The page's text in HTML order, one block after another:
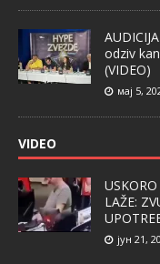
odziv
(VIDEO)
мај 5,
VIDEO
LAŽE:
јун 21,